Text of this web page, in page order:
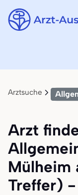
Arztsuche
Arzt
Mülheim
Treffer) -